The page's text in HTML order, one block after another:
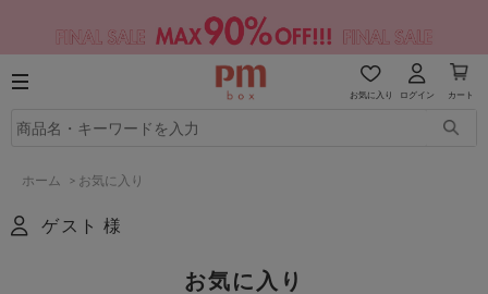
お気に入り ログイン カート
ホーム > お気に入り
ゲスト 様
お気に入り